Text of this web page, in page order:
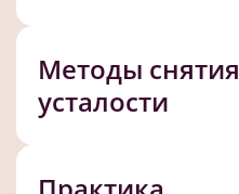
Методы снятия
усталости